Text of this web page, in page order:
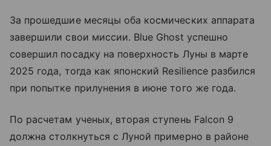
За прошедшие месяцы оба космических аппарата
завершили свои миссии. Blue Ghost успешно
совершил посадку на поверхность Луны в марте
2025 года, тогда как японский Resilience разбился
при попытке прилунения в июне того же года.
По расчетам ученых, вторая ступень Falcon 9
должна столкнуться с Луной примерно в районе